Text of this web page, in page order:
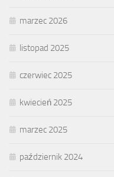
marzec 2026
listopad 2025
czerwiec 2025
kwiecień 2025
marzec 2025
październik 2024